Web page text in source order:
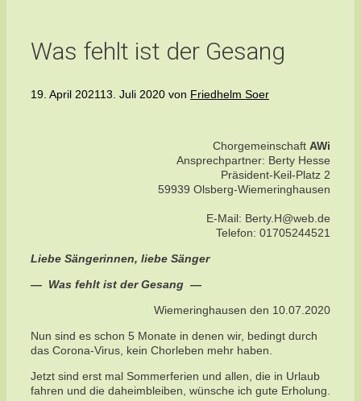
Was fehlt ist der Gesang
19. April 202113. Juli 2020 von Friedhelm Soer
Chorgemeinschaft AWi
Ansprechpartner: Berty Hesse
Präsident-Keil-Platz 2
59939 Olsberg-Wiemeringhausen
E-Mail: Berty.H@web.de
Telefon: 01705244521
Liebe Sängerinnen, liebe Sänger
— Was fehlt ist der Gesang —
Wiemeringhausen den 10.07.2020
Nun sind es schon 5 Monate in denen wir, bedingt durch
das Corona-Virus, kein Chorleben mehr haben.
Jetzt sind erst mal Sommerferien und allen, die in Urlaub
fahren und die daheimbleiben, wünsche ich gute Erholung.